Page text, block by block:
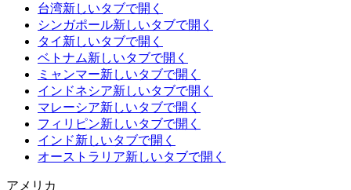
台湾新しいタブで開く
シンガポール新しいタブで開く
タイ 新しいタブで開く
ベトナム新しいタブで開く
ミャンマー新しいタブで開く
インドネシア新しいタブで開く
マレーシア新しいタブで開く
フィリピン新しいタブで開く
インド新しいタブで開く
オーストラリア新しいタブで開く
アメリカ